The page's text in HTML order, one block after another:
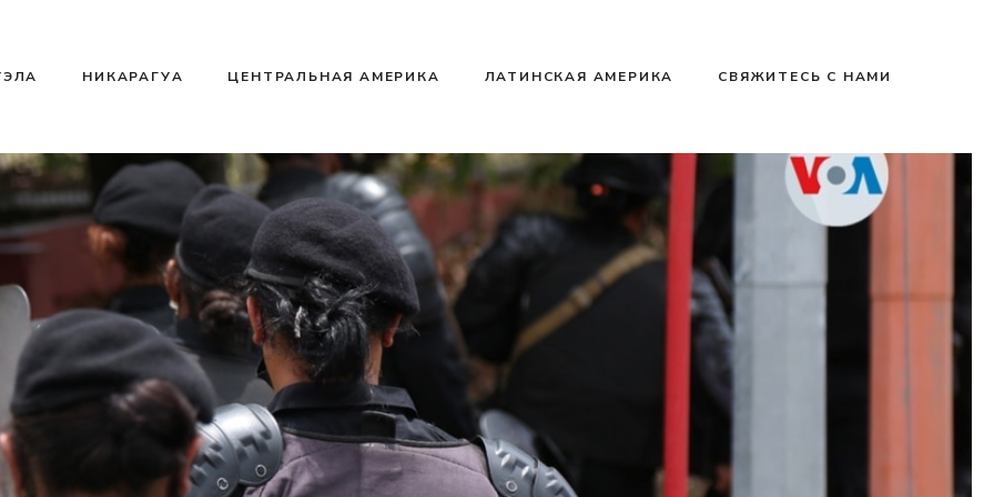
НИКАРАГУА ЦЕНТРАЛЬНАЯ АМЕРИКА ЛАТИНСКАЯ АМЕРИКА СВЯЖИТЕСЬ С НАМИ